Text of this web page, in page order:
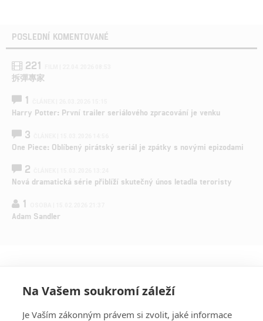
POSLEDNÍ KOMENTOVANÉ
221
拆彈專家
1
Harry Potter: První trailer seriálového zpracování je venku
3
One Piece: Oblíbený pirátský seriál je zpátky s novými epizodami
2
Nová dramatická série přiblíží skutečný únos letadla teroristy
1
Adam Sandler
Na Vašem soukromí záleží
Je Vaším zákonným právem si zvolit, jaké informace